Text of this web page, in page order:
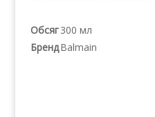
Обсяг300 мл
БрендBalmain